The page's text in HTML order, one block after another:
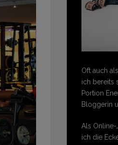
Oft auch
ich bereits
Portion
Bloggerin
Als Online-
ich die